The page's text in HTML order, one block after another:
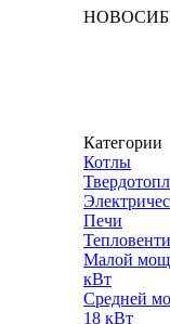
Категории
Котлы
Печи
Малой
кВт
Средней
18 кВт